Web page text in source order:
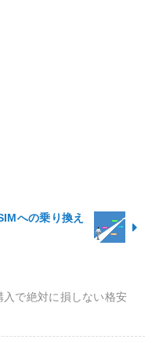
への乗り換え
で絶対に損しない格安